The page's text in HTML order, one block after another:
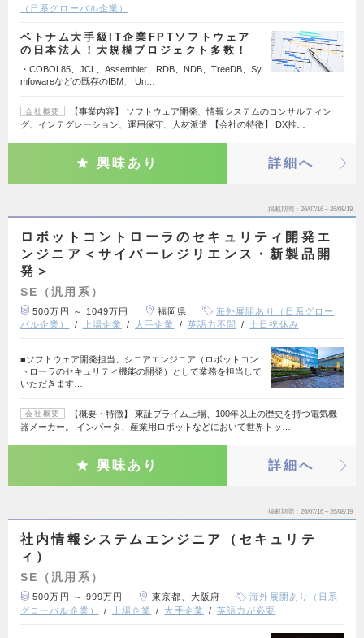
（日系グローバル企業）
ベトナム大手級IT企業FPTソフトウェア
の日本法人！大規模プロジェクト多数！
・COBOL85、JCL、Assembler、RDB、NDB、TreeDB、Sy
mfowareなどの既存のIBM、 Un…
会社概要
【事業内容】 ソフトウェア開発、情報システムのコンサルティン
グ、インテグレーション、運用保守、人材派遣 【会社の特徴】 DX推…
興味あり 詳細へ
掲載期間 26/07/16～26/08/19
ロボットコントローラのセキュリティ開発エ
ンジニア＜サイバーレジリエンス・新製品開
発＞
SE（汎用系）
500万円 ～ 1049万円 福岡県
海外展開あり（日系グロー
バル企業）
上場企業 大手企業 英語力不問 土日祝休み
■ソフトウェア開発担当、シニアエンジニア（ロボットコン
トローラのセキュリティ機能の開発）として業務を担当して
いただきます…
会社概要
【概要・特徴】 東証プライム上場、100年以上の歴史を持つ電気機
器メーカー。 インバータ、産業用ロボットなどにおいて世界トッ…
興味あり 詳細へ
掲載期間 26/07/16～26/08/19
社内情報システムエンジニア（セキュリテ
ィ）
SE（汎用系）
500万円 ～ 999万円 東京都、大阪府
海外展開あり（日系
グローバル企業）
上場企業 大手企業 英語力が必要